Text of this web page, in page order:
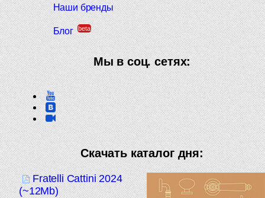
Наши бренды
Блог beta
Мы в соц. сетях:
Скачать каталог дня:
Fratelli Cattini 2024
(~12Mb)